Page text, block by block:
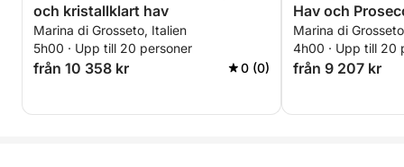
och kristallklart hav
Marina di Grosseto, Italien
5h00 · Upp till 20 personer
från 10 358 kr 0 (0)
Hav och
Marina di
4h00 · Upp till 20
från 9 207 kr